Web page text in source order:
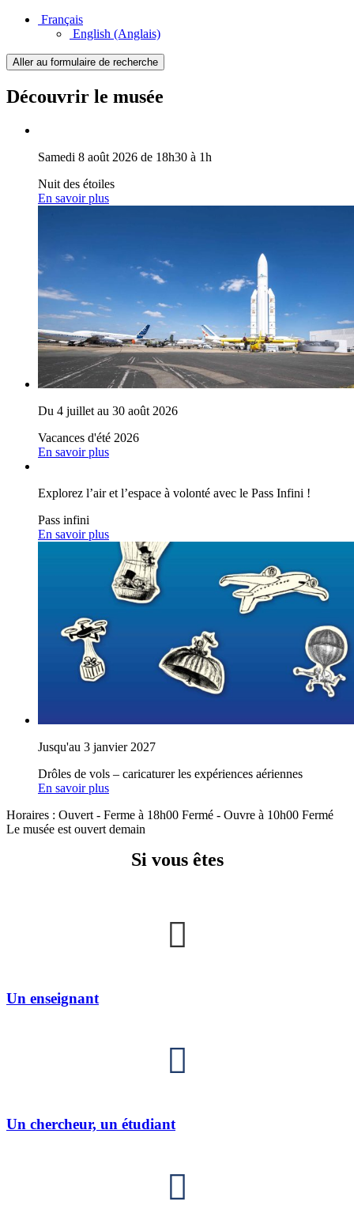
Français
English (Anglais)
Aller au formulaire de recherche
Découvrir le musée
Samedi 8 août 2026 de 18h30 à 1h
Nuit des étoiles
En savoir plus
Du 4 juillet au 30 août 2026
Vacances d'été 2026
En savoir plus
Explorez l’air et l’espace à volonté avec le Pass Infini !
Pass infini
En savoir plus
Jusqu'au 3 janvier 2027
Drôles de vols – caricaturer les expériences aériennes
En savoir plus
Horaires : Ouvert - Ferme à 18h00 Fermé - Ouvre à 10h00 Fermé
Le musée est ouvert demain
Si vous êtes
Un enseignant
Un chercheur, un étudiant